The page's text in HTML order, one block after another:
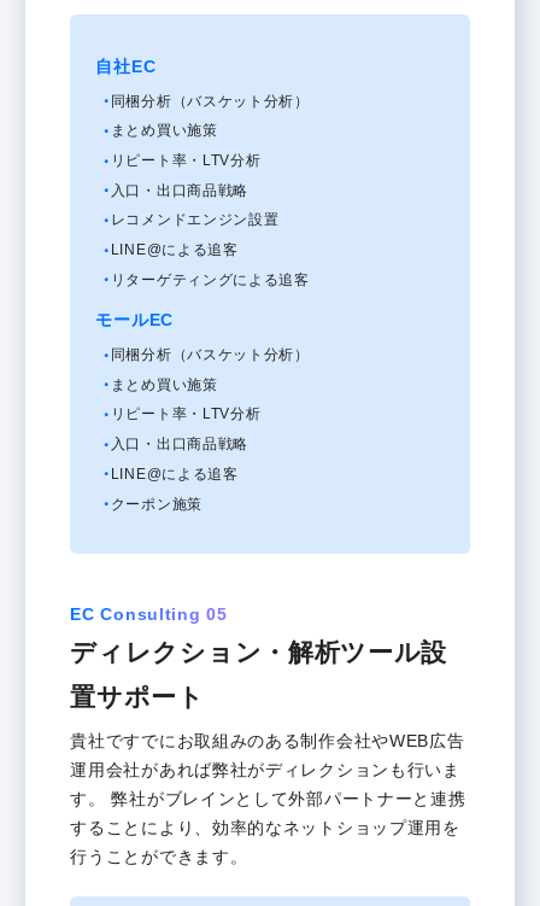
自社EC
同梱分析（バスケット分析）
まとめ買い施策
リピート率・LTV分析
入口・出口商品戦略
レコメンドエンジン設置
LINE@による追客
リターゲティングによる追客
モールEC
同梱分析（バスケット分析）
まとめ買い施策
リピート率・LTV分析
入口・出口商品戦略
LINE@による追客
クーポン施策
EC Consulting 05
ディレクション・解析ツール設
置サポート
貴社ですでにお取組みのある制作会社やWEB広告
運用会社があれば弊社がディレクションも行いま
す。 弊社がブレインとして外部パートナーと連携
することにより、効率的なネットショップ運用を
行うことができます。